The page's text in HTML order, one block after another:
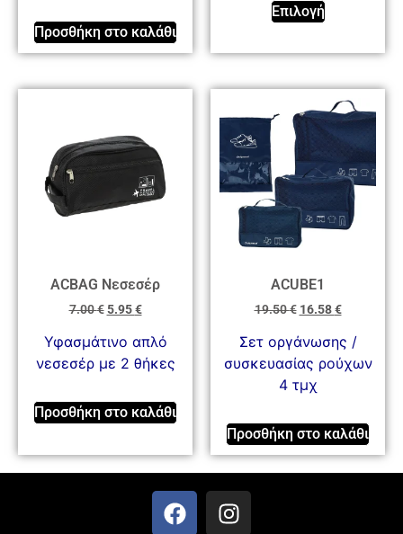
Προσθήκη στο καλάθι
Επιλογή
ACBAG Νεσεσέρ
7.00€ 5.95€
Υφασμάτινο απλό
νεσεσέρ με 2 θήκες
Προσθήκη στο καλάθι
ACUBE1
19.50€ 16.58€
Σετ οργάνωσης /
συσκευασίας ρούχων
4 τμχ
Προσθήκη στο καλάθι